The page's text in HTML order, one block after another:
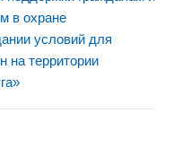
в охране
условий для
на территории